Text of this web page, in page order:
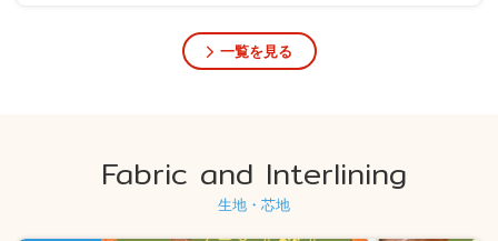
一覧を見る
Fabric and Interlining
生地・芯地